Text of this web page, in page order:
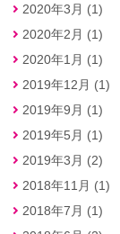
2020年3月 (1)
2020年2月 (1)
2020年1月 (1)
2019年12月 (1)
2019年9月 (1)
2019年5月 (1)
2019年3月 (2)
2018年11月 (1)
2018年7月 (1)